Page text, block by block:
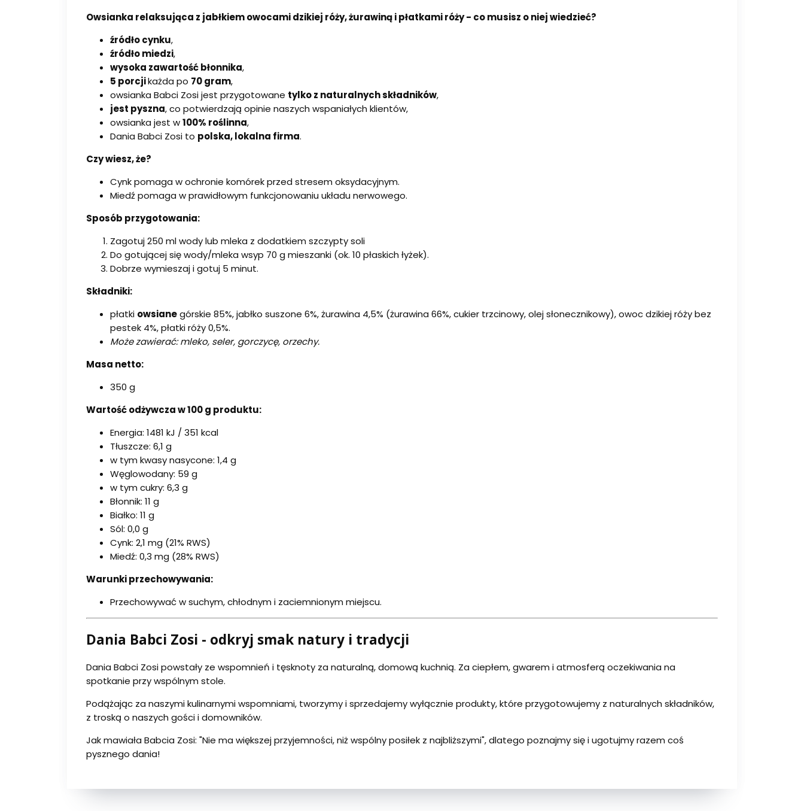
Owsianka relaksująca z jabłkiem owocami dzikiej róży, żurawiną i płatkami róży - co musisz o niej wiedzieć?
źródło cynku,
źródło miedzi,
wysoka zawartość błonnika,
5 porcjikażda po 70 gram,
owsianka Babci Zosi jest przygotowane tylko z naturalnych składników,
jest pyszna, co potwierdzają opinie naszych wspaniałych klientów,
owsianka jest w100% roślinna,
Dania Babci Zosi to polska, lokalna firma.
Czy wiesz, że?
Cynk pomaga w ochronie komórek przed stresem oksydacyjnym.
Miedź pomaga w prawidłowym funkcjonowaniu układu nerwowego.
Sposób przygotowania:
Zagotuj 250 ml wody lub mleka z dodatkiem szczypty soli
Do gotującej się wody/mleka wsyp 70 g mieszanki (ok. 10 płaskich łyżek).
Dobrze wymieszaj i gotuj 5 minut.
Składniki:
płatki owsianegórskie 85%, jabłko suszone 6%, żurawina 4,5% (żurawina 66%, cukier trzcinowy, olej słonecznikowy), owoc dzikiej róży bez
pestek 4%, płatki róży 0,5%.
Może zawierać: mleko, seler, gorczycę, orzechy.
Masa netto:
350 g
Wartość odżywcza w 100 g produktu:
Energia: 1481 kJ / 351 kcal
Tłuszcze: 6,1 g
w tym kwasy nasycone: 1,4 g
Węglowodany: 59 g
w tym cukry: 6,3 g
Błonnik: 11 g
Białko: 11 g
Sól: 0,0 g
Cynk: 2,1 mg (21% RWS)
Miedź: 0,3 mg (28% RWS)
Warunki przechowywania:
Przechowywać w suchym, chłodnym i zaciemnionym miejscu.
Dania Babci Zosi - odkryj smak natury i tradycji
Dania Babci Zosi powstały ze wspomnień i tęsknoty za naturalną, domową kuchnią. Za ciepłem, gwarem i atmosferą oczekiwania na
spotkanie przy wspólnym stole.
Podążając za naszymi kulinarnymi wspomniami, tworzymy i sprzedajemy wyłącznie produkty, które przygotowujemy z naturalnych składników,
z troską o naszych gości i domowników.
Jak mawiała Babcia Zosi: "Nie ma większej przyjemności, niż wspólny posiłek z najbliższymi", dlatego poznajmy się i ugotujmy razem coś
pysznego dania!